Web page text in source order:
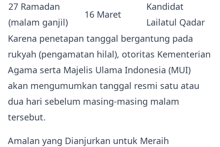
27 Ramadan
(malam ganjil)
16 Maret
Kandidat
Lailatul Qadar
Karena penetapan tanggal bergantung pada
rukyah (pengamatan hilal), otoritas Kementerian
Agama serta Majelis Ulama Indonesia (MUI)
akan mengumumkan tanggal resmi satu atau
dua hari sebelum masing‑masing malam
tersebut.
Amalan yang Dianjurkan untuk Meraih